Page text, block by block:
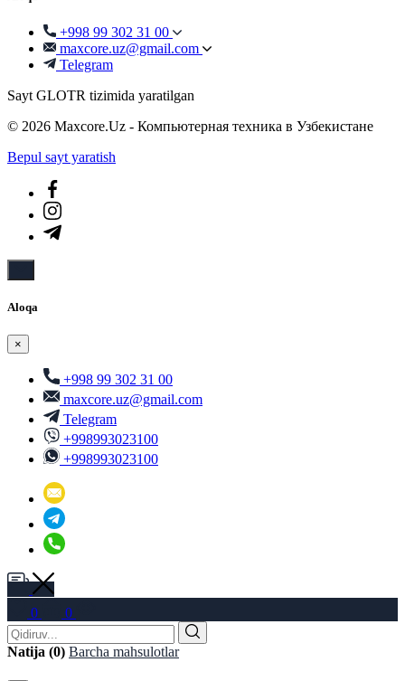
+998 99 302 31 00
maxcore.uz@gmail.com
Telegram
Sayt GLOTR tizimida yaratilgan
© 2026 Maxcore.Uz - Компьютерная техника в Узбекистане
Bepul sayt yaratish
Aloqa
×
+998 99 302 31 00
maxcore.uz@gmail.com
Telegram
+998993023100
+998993023100
0 0
Natija (0) Barcha mahsulotlar